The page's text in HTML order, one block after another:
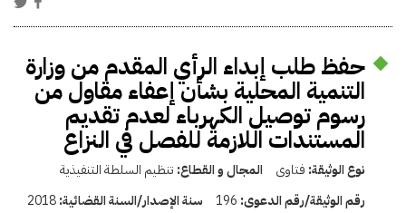
حفظ طلب إبداء الرأي المقدم من وزارة
التنمية المحلية بشأن إعفاء مقاول من
رسوم توصيل الكهرباء لعدم تقديم
المستندات اللازمة للفصل في النزاع
نوع الوثيقة: فتاوى المجال و القطاع: تنظيم السلطة التنفيذية
رقم الوثيقة/رقم الدعوى: 196 سنة الإصدار/السنة القضائية:2018